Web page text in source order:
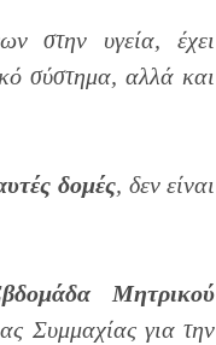
στην υγεία, έχει
σύστημα, αλλά και
δομές, δεν είναι
Μητρικού
Συμμαχίας για την